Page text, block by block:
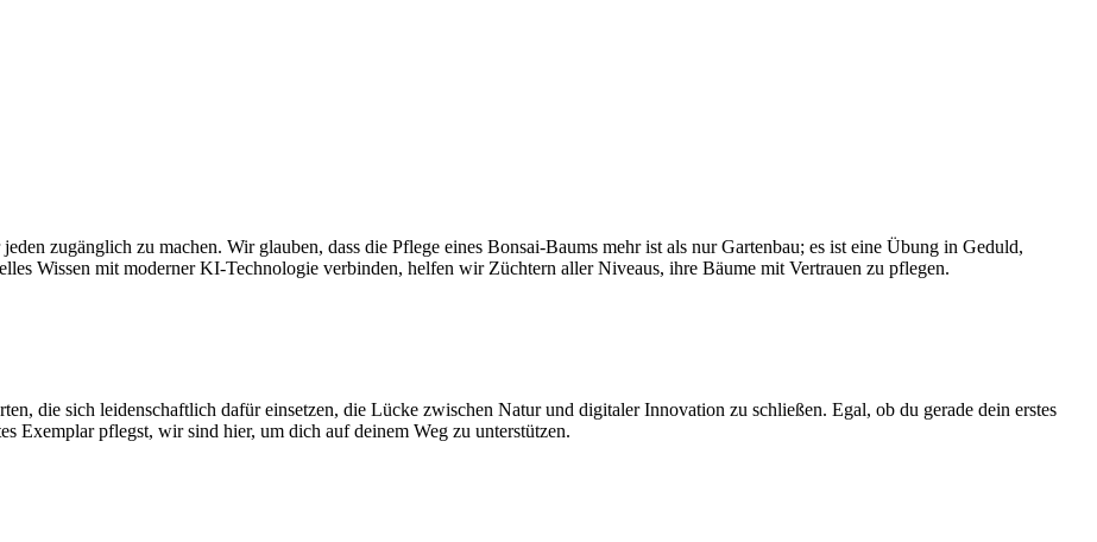
zugänglich zu machen. Wir glauben, dass die Pflege eines Bonsai-Baums mehr ist als nur Gartenbau; es ist eine Übung in Geduld,
Wissen mit moderner KI-Technologie verbinden, helfen wir Züchtern aller Niveaus, ihre Bäume mit Vertrauen zu pflegen.
die sich leidenschaftlich dafür einsetzen, die Lücke zwischen Natur und digitaler Innovation zu schließen. Egal, ob du gerade dein erstes
Exemplar pflegst, wir sind hier, um dich auf deinem Weg zu unterstützen.